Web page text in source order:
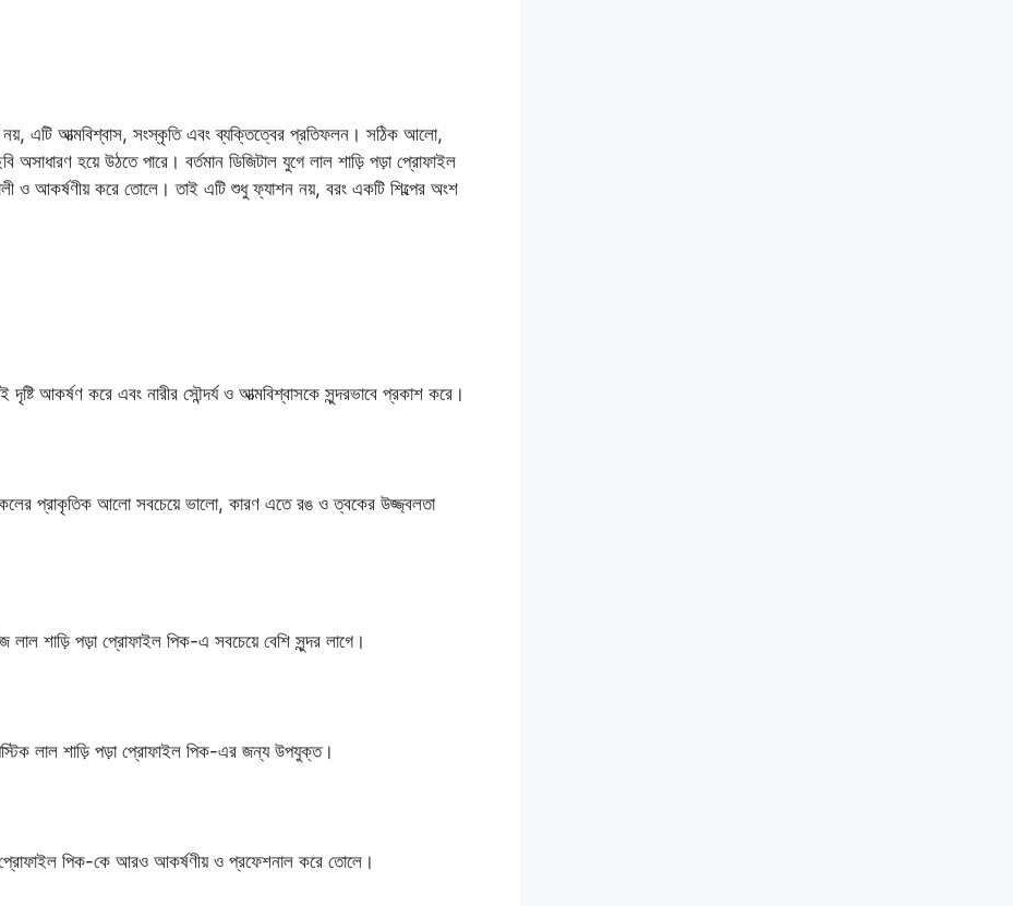
এটি আত্মবিশ্বাস, সংস্কৃতি এবং ব্যক্তিত্বের প্রতিফলন। সঠিক আলো,
হয়ে উঠতে পারে। বর্তমান ডিজিটাল যুগে লাল শাড়ি পড়া প্রোফাইল
ও আকর্ষণীয় করে তোলে। তাই এটি শুধু ফ্যাশন নয়, বরং একটি শিল্পের অংশ
আকর্ষণ করে এবং নারীর সৌন্দর্য ও আত্মবিশ্বাসকে সুন্দরভাবে প্রকাশ করে।
প্রাকৃতিক আলো সবচেয়ে ভালো, কারণ এতে রঙ ও ত্বকের উজ্জ্বলতা
লাল শাড়ি পড়া প্রোফাইল পিক-এ সবচেয়ে বেশি সুন্দর লাগে।
লাল শাড়ি পড়া প্রোফাইল পিক-এর জন্য উপযুক্ত।
প্রোফাইল পিক-কে আরও আকর্ষণীয় ও প্রফেশনাল করে তোলে।